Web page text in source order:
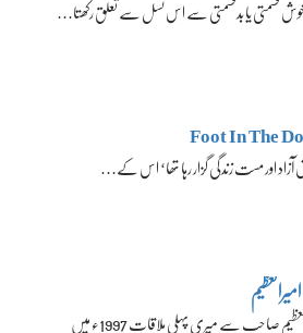
قسمتی یا بدقسمتی سے اس نسل سے تعلق رکھتا…
Foot In The
آزاد اور مست زندگی گزار رہا تھا‘ اس کے…
امیرالعظیم صاحب سے میری پہلی ملاقات 1997ء میں